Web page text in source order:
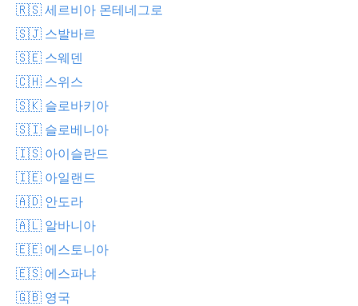
🇷🇸 세르비아 몬테네그로
🇸🇯 스발바르
🇸🇪 스웨덴
🇨🇭 스위스
🇸🇰 슬로바키아
🇸🇮 슬로베니아
🇮🇸 아이슬란드
🇮🇪 아일랜드
🇦🇩 안도라
🇦🇱 알바니아
🇪🇪 에스토니아
🇪🇸 에스파냐
🇬🇧 영국